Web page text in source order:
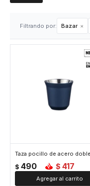
Filtrando por: Bazar
$ 490 $ 417